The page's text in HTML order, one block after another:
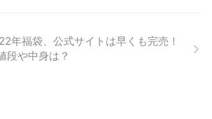
年福袋、公式サイトは早くも完売！
段や中身は？